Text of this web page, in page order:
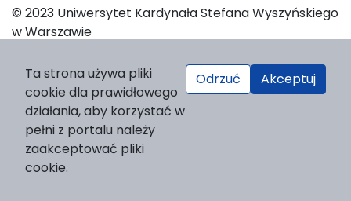
© 2023 Uniwersytet Kardynała Stefana Wyszyńskiego
w Warszawie
Platform & Workflow by OJS/PKP
Ta strona używa pliki
cookie dla prawidłowego
działania, aby korzystać w
pełni z portalu należy
zaakceptować pliki
cookie.
Odrzuć Akceptuj